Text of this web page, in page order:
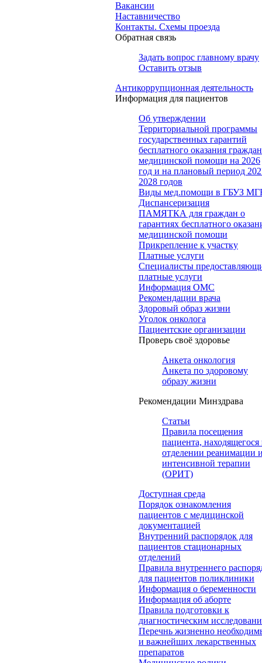
Вакансии
Наставничество
Контакты. Схемы проезда
Обратная связь
Задать вопрос главному врачу
Оставить отзыв
Антикоррупционная деятельность
Информация для пациентов
Об утверждении
Территориальной программы
государственных гарантий
бесплатного оказания
медицинской помощи на 2026
год и на плановый период
2028 годов
Виды мед.помощи в ГБУЗ
Диспансеризация
ПАМЯТКА для граждан о
гарантиях бесплатного
медицинской помощи
Прикрепление к участку
Платные услуги
Специалисты
платные услуги
Информация ОМС
Рекомендации врача
Здоровый образ жизни
Уголок онколога
Пациентские организации
Проверь своё здоровье
Анкета онкология
Анкета по здоровому
образу жизни
Рекомендации Минздрава
Статьи
Правила посещения
пациента, находящегося
отделении реанимации и
интенсивной терапии
(ОРИТ)
Доступная среда
Порядок ознакомления
пациентов с медицинской
документацией
Внутренний распорядок для
пациентов стационарных
отделений
Правила внутреннего
для пациентов поликлиники
Информация о беременности
Информация об аборте
Правила подготовки к
диагностическим
Перечнь жизненно
и важнейших лекарственных
препаратов